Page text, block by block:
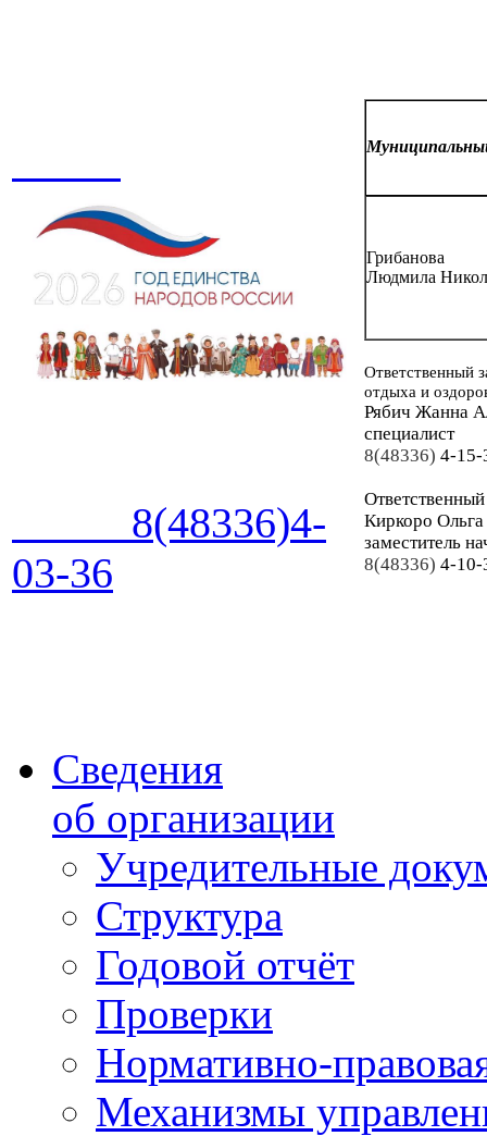
8(48336)4-
03-36
Грибанова
Людмила
Ответственный
отдыха и
Рябич Жанна
специалист
8(48336) 4-15-
Киркоро
заместитель
8(48336) 4-10-
Сведения
об организации
Учредительные
Структура
Годовой отчёт
Проверки
Нормативно-
Механизмы